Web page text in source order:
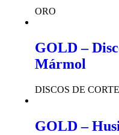
ORO
GOLD –
Mármol
DISCOS DE CORTE
GOLD –